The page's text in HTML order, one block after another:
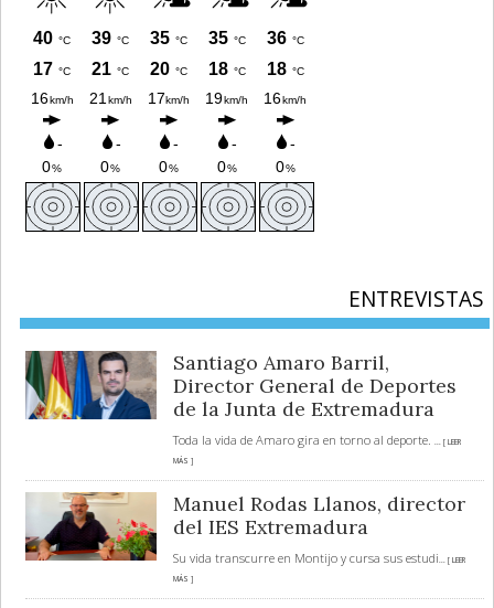
ENTREVISTAS
Santiago Amaro Barril,
Director General de Deportes
de la Junta de Extremadura
Toda la vida de Amaro gira en torno al deporte. ... [ LEER
MÁS ]
Manuel Rodas Llanos, director
del IES Extremadura
Su vida transcurre en Montijo y cursa sus estudi... [ LEER
MÁS ]